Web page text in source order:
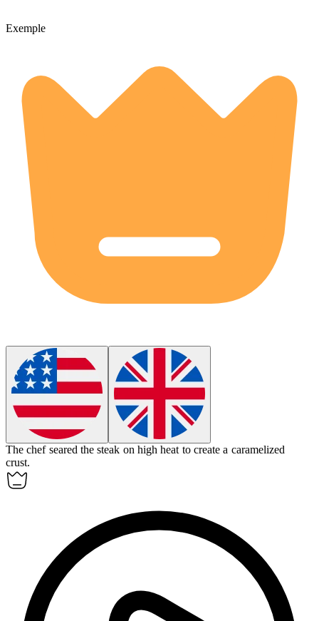
Exemple
The chef seared the steak on high heat to create a caramelized
crust.